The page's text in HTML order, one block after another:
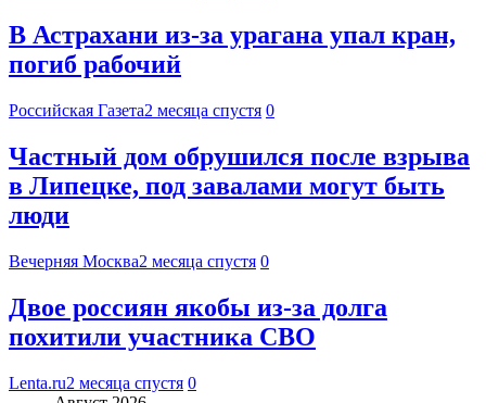
В Астрахани из-за урагана упал кран,
погиб рабочий
Российская Газета2 месяца спустя 0
Частный дом обрушился после взрыва
в Липецке, под завалами могут быть
люди
Вечерняя Москва2 месяца спустя 0
Двое россиян якобы из-за долга
похитили участника СВО
Lenta.ru2 месяца спустя 0